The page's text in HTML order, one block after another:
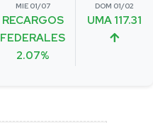
MIE 01/07
RECARGOS
FEDERALES
2.07%
DOM 01/02
UMA 117.31